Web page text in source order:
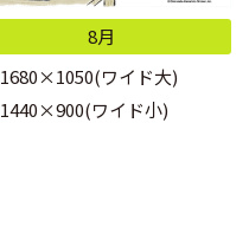
8月
1680×1050(ワイド大)
1440×900(ワイド小)